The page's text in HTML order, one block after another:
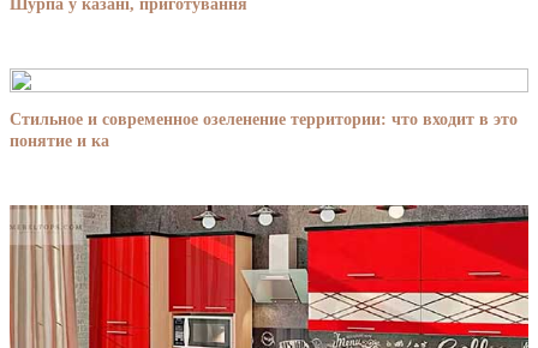
Шурпа у казані, приготування
Стильное и современное озеленение территории: что входит в это
понятие и ка